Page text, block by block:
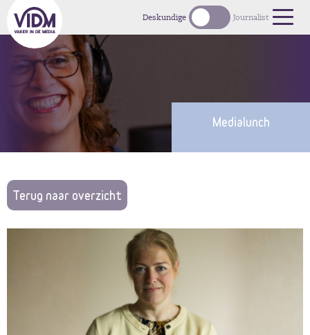
Deskundige Journalist
Medialunch
Terug naar overzicht